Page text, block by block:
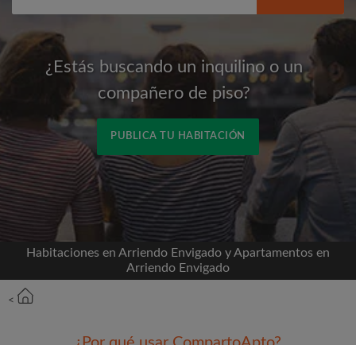
¿Estás buscando un inquilino o un
compañero de piso?
PUBLICA TU HABITACIÓN
Conéctate a través de Facebook
Nunca publicaremos en su línea de tiempo sin su
Habitaciones en Arriendo Envigado y Apartamentos en
Arriendo Envigado
<